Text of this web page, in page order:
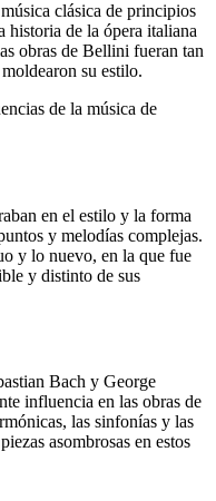
clásica de principios
de la ópera italiana
obras de Bellini fueran tan
su estilo.
de la música de
en el estilo y la forma
y melodías complejas.
y lo nuevo, en la que fue
y distinto de sus
Bach y George
influencia en las obras de
las sinfonías y las
asombrosas en estos